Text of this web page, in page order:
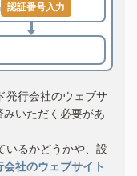
認証番号入力
発行会社のウェブサ
いただく必要があ
いるかどうかや、設
会社のウェブサイト